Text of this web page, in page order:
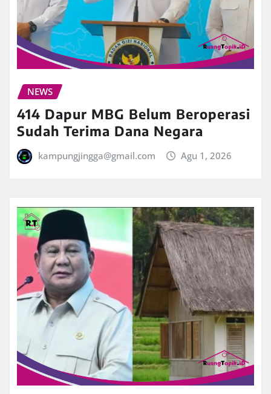
NEWS
414 Dapur MBG Belum Beroperasi
Sudah Terima Dana Negara
kampungjingga@gmail.com Agu 1, 2026